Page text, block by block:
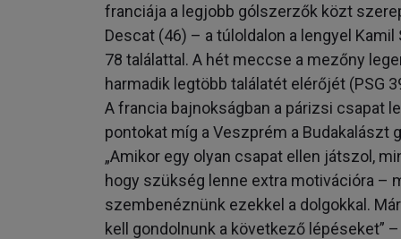
franciája a legjobb gólszerzők közt
Descat (46) – a túloldalon a lengyel
78 találattal. A hét meccse a mezőny
harmadik legtöbb találatét elérőjét (PSG
A francia bajnokságban a párizsi csapat
pontokat míg a Veszprém a Budakalászt
„Amikor egy olyan csapat ellen játszol,
hogy szükség lenne extra motivációra –
szembenéznünk ezekkel a dolgokkal.
kell gondolnunk a következő lépéseket”